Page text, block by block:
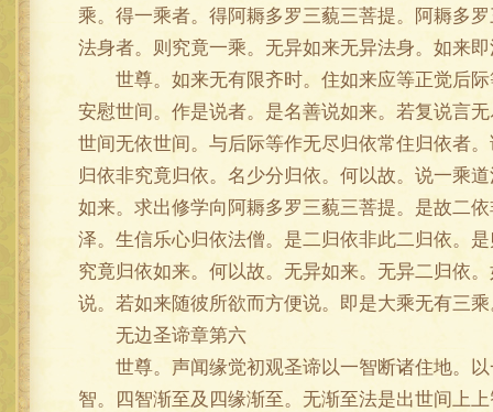
乘。得一乘者。得阿耨多罗三藐三菩提。阿耨多
法身者。则究竟一乘。无异如来无异法身。如来
世尊。如来无有限齐时。住如来应等正觉后际
安慰世间。作是说者。是名善说如来。若复说言
世间无依世间。与后际等作无尽归依常住归依者
归依非究竟归依。名少分归依。何以故。说一乘
如来。求出修学向阿耨多罗三藐三菩提。是故二
泽。生信乐心归依法僧。是二归依非此二归依。
究竟归依如来。何以故。无异如来。无异二归依
说。若如来随彼所欲而方便说。即是大乘无有三
无边圣谛章第六
世尊。声闻缘觉初观圣谛以一智断诸住地。以
智。四智渐至及四缘渐至。无渐至法是出世间上